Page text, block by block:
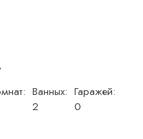
Ванных:
2
Гаражей:
0